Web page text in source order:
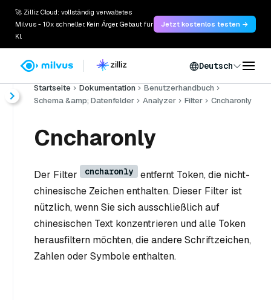
🚀 Zilliz Cloud: vollständig verwaltetes
Milvus - 10x schneller. Kein Ärger. Gebaut für
KI.
Jetzt kostenlos testen →
Deutsch
Startseite Dokumentation
Benutzerhandbuch
Schema &amp; Datenfelder
Analyzer Filter Cncharonly
Cncharonly
Der Filter cncharonly
entfernt Token, die nicht-
chinesische Zeichen enthalten. Dieser Filter ist
nützlich, wenn Sie sich ausschließlich auf
chinesischen Text konzentrieren und alle Token
herausfiltern möchten, die andere Schriftzeichen,
Zahlen oder Symbole enthalten.